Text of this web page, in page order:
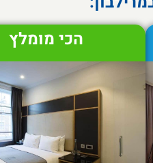
הכי מומלץ